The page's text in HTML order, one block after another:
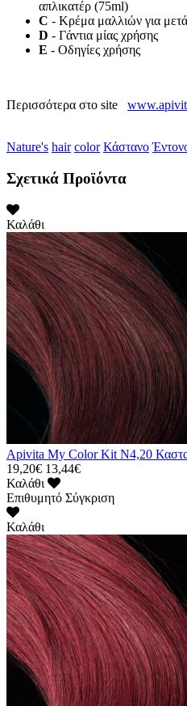
απλικατέρ (75ml)
C - Κρέμα μαλλιών για
D - Γάντια μίας χρήσης
E - Οδηγίες χρήσης
Περισσότερα στο site
Nature's hair color Κάστανο
Σχετικά Προϊόντα
Καλάθι
Apivita My Color Kit N4,20
19,20€ 13,44€
Καλάθι
Επιθυμητό Σύγκριση
Καλάθι